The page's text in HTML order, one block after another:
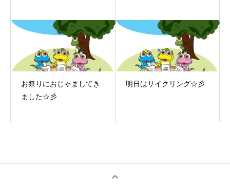
お祭りにおじゃましてき
ました☆彡
明日はサイクリング☆彡